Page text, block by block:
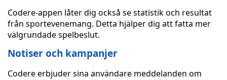
Codere-appen låter dig också se statistik och resultat
från sportevenemang. Detta hjälper dig att fatta mer
välgrundade spelbeslut.
Notiser och kampanjer
Codere erbjuder sina användare meddelanden om